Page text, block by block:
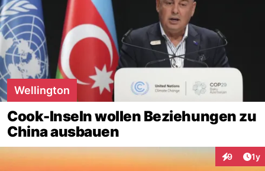
Wellington
Cook-Inseln wollen Beziehungen zu
China ausbauen
9 1y